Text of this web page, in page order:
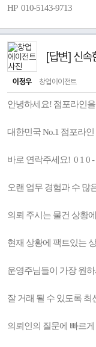
HP 010-5143-9713
[답변] 신속
이정우 창업에이전트
안녕하세요! 점포라인
대한민국 No.1 점포라
바로 연락주세요! 0 1 0 -
오랜 업무 경험과 수 많
의뢰 주시는 물건 상황
현재 상황에 팩트있는
운영주님들이 가장 원
잘 거래 될 수 있도록
의뢰인의 질문에 빠르